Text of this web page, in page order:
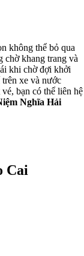
không thể bỏ qua
khang trang và
khi chờ đợi khởi
xe và nước
bạn có thể liên hệ
Nghĩa Hải
Cai